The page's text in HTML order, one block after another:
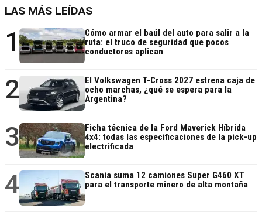
LAS MÁS LEÍDAS
1
Cómo armar el baúl del auto para salir a la
ruta: el truco de seguridad que pocos
conductores aplican
2
El Volkswagen T-Cross 2027 estrena caja de
ocho marchas, ¿qué se espera para la
Argentina?
3
Ficha técnica de la Ford Maverick Híbrida
4x4: todas las especificaciones de la pick-up
electrificada
4
Scania suma 12 camiones Super G460 XT
para el transporte minero de alta montaña